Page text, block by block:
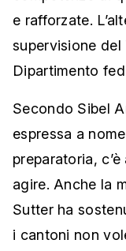
e rafforzate.
supervisione del
Dipartimento
Secondo Sibel
espressa a
preparatoria,
agire. Anche la
Sutter ha
i cantoni non